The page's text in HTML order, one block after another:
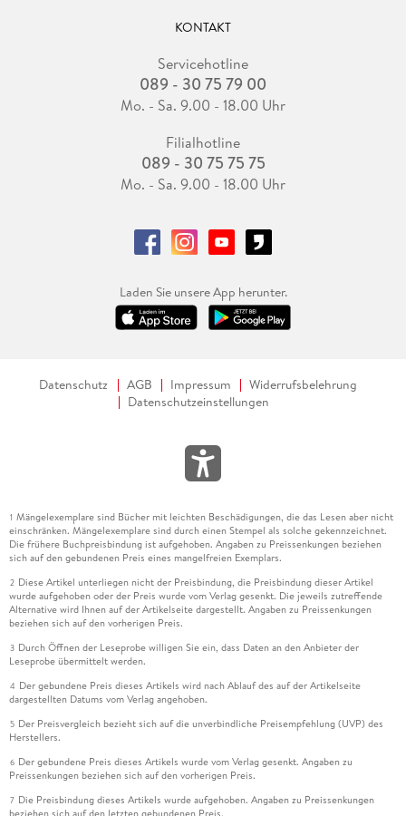
KONTAKT
Servicehotline
089 - 30 75 79 00
Mo. - Sa. 9.00 - 18.00 Uhr
Filialhotline
089 - 30 75 75 75
Mo. - Sa. 9.00 - 18.00 Uhr
Laden Sie unsere App herunter.
Datenschutz AGB Impressum
Widerrufsbelehrung
Datenschutzeinstellungen
1 Mängelexemplare sind Bücher mit leichten Beschädigungen, die das Lesen aber nicht
einschränken. Mängelexemplare sind durch einen Stempel als solche gekennzeichnet.
Die frühere Buchpreisbindung ist aufgehoben. Angaben zu Preissenkungen beziehen
sich auf den gebundenen Preis eines mangelfreien Exemplars.
2 Diese Artikel unterliegen nicht der Preisbindung, die Preisbindung dieser Artikel
wurde aufgehoben oder der Preis wurde vom Verlag gesenkt. Die jeweils zutreffende
Alternative wird Ihnen auf der Artikelseite dargestellt. Angaben zu Preissenkungen
beziehen sich auf den vorherigen Preis.
3 Durch Öffnen der Leseprobe willigen Sie ein, dass Daten an den Anbieter der
Leseprobe übermittelt werden.
4 Der gebundene Preis dieses Artikels wird nach Ablauf des auf der Artikelseite
dargestellten Datums vom Verlag angehoben.
5 Der Preisvergleich bezieht sich auf die unverbindliche Preisempfehlung (UVP) des
Herstellers.
6 Der gebundene Preis dieses Artikels wurde vom Verlag gesenkt. Angaben zu
Preissenkungen beziehen sich auf den vorherigen Preis.
7 Die Preisbindung dieses Artikels wurde aufgehoben. Angaben zu Preissenkungen